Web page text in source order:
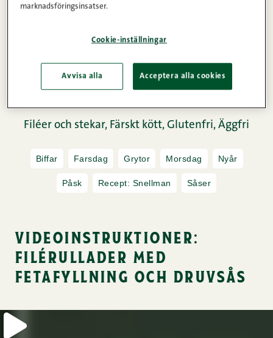
marknadsföringsinsatser.
Cookie-inställningar
Avvisa alla Acceptera alla cookies